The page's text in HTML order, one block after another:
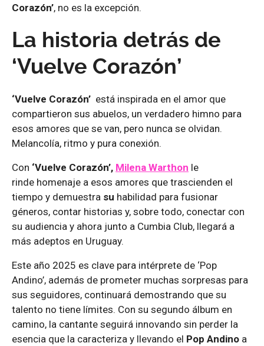
Corazón’, no es la excepción.
La historia detrás de
‘Vuelve Corazón’
‘Vuelve Corazón’ está inspirada en el amor que
compartieron sus abuelos, un verdadero himno para
esos amores que se van, pero nunca se olvidan.
Melancolía, ritmo y pura conexión.
Con ‘Vuelve Corazón’, Milena Warthon le
rinde homenaje a esos amores que trascienden el
tiempo y demuestra su habilidad para fusionar
géneros, contar historias y, sobre todo, conectar con
su audiencia y ahora junto a Cumbia Club, llegará a
más adeptos en Uruguay.
Este año 2025 es clave para intérprete de ‘Pop
Andino’, además de prometer muchas sorpresas para
sus seguidores, continuará demostrando que su
talento no tiene límites. Con su segundo álbum en
camino, la cantante seguirá innovando sin perder la
esencia que la caracteriza y llevando el Pop Andino a